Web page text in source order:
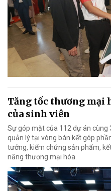
Tăng tốc thương mại
của sinh viên
Sự góp mặt của 112 dự án cùng
quản lý tại vòng bán kết góp
tưởng, kiểm chứng sản phẩm,
năng thương mại hóa.